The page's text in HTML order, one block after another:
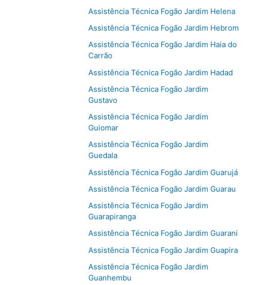
Assistência Técnica Fogão Jardim Helena
Assistência Técnica Fogão Jardim Hebrom
Assistência Técnica Fogão Jardim Haia do
Carrão
Assistência Técnica Fogão Jardim Hadad
Assistência Técnica Fogão Jardim
Gustavo
Assistência Técnica Fogão Jardim
Guiomar
Assistência Técnica Fogão Jardim
Guedala
Assistência Técnica Fogão Jardim Guarujá
Assistência Técnica Fogão Jardim Guarau
Assistência Técnica Fogão Jardim
Guarapiranga
Assistência Técnica Fogão Jardim Guarani
Assistência Técnica Fogão Jardim Guapira
Assistência Técnica Fogão Jardim
Guanhembu